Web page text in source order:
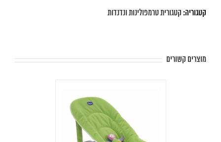
קטגוריה: קטגורית טרמפולינות ונדנדות
מוצרים קשורים